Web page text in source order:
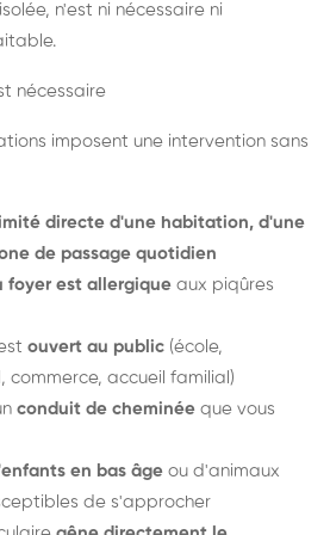
n'est ni nécessaire ni
nécessaire
imposent une intervention sans
directe d'une habitation, d'une
de passage quotidien
foyer est allergique aux piqûres
ouvert au public (école,
commerce, accueil familial)
conduit de cheminée que vous
en bas âge ou d'animaux
de s'approcher